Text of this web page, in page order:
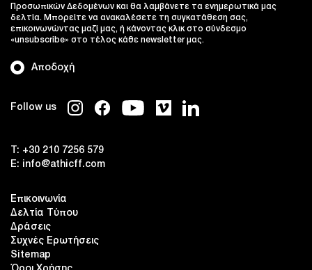
Follow us
T: +30 210 7256 579
E: info@athicff.com
Επικοινωνία
Δελτία Τύπου
Δράσεις
Συχνές Ερωτήσεις
Sitemap
Αποδοχή
Προσωπικών Δεδομένων και θα λαμβάνετε τα ενημερωτικά μας
δελτία. Μπορείτε να ανακαλέσετε τη συγκατάθεση σας,
επικοινωνώντας μαζί μας, ή κάνοντας κλικ στο σύνδεσμο
«unsubscribe» στο τέλος κάθε newsletter μας.